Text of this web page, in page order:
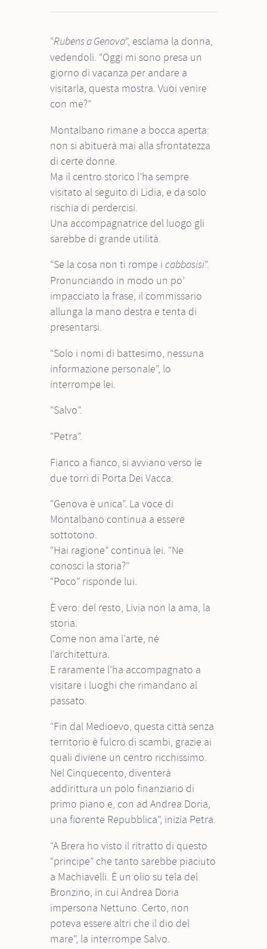
“ Rubens a Genova”, esclama la donna,
vedendoli. “Oggi mi sono presa un
giorno di vacanza per andare a
visitarla, questa mostra. Vuoi venire
con me?”
Montalbano rimane a bocca aperta:
non si abituerà mai alla sfrontatezza
di certe donne.
Ma il centro storico l’ha sempre
visitato al seguito di Lidia, e da solo
rischia di perdercisi.
Una accompagnatrice del luogo gli
sarebbe di grande utilità.
“Se la cosa non ti rompe i cabbasisi”.
Pronunciando in modo un po’
impacciato la frase, il commissario
allunga la mano destra e tenta di
presentarsi.
“Solo i nomi di battesimo, nessuna
informazione personale”, lo
interrompe lei.
“Salvo”.
“Petra”.
Fianco a fianco, si avviano verso le
due torri di Porta Dei Vacca.
“Genova è unica”. La voce di
Montalbano continua a essere
sottotono.
“Hai ragione” continua lei. “Ne
conosci la storia?”
“Poco” risponde lui.
È vero: del resto, Livia non la ama, la
storia.
Come non ama l’arte, né
l’architettura.
E raramente l’ha accompagnato a
visitare i luoghi che rimandano al
passato.
“Fin dal Medioevo, questa città senza
territorio è fulcro di scambi, grazie ai
quali diviene un centro ricchissimo.
Nel Cinquecento, diventerà
addirittura un polo finanziario di
primo piano e, con ad Andrea Doria,
una fiorente Repubblica”, inizia Petra.
“A Brera ho visto il ritratto di questo
“principe” che tanto sarebbe piaciuto
a Machiavelli. È un olio su tela del
Bronzino, in cui Andrea Doria
impersona Nettuno. Certo, non
poteva essere altri che il dio del
mare”, la interrompe Salvo.